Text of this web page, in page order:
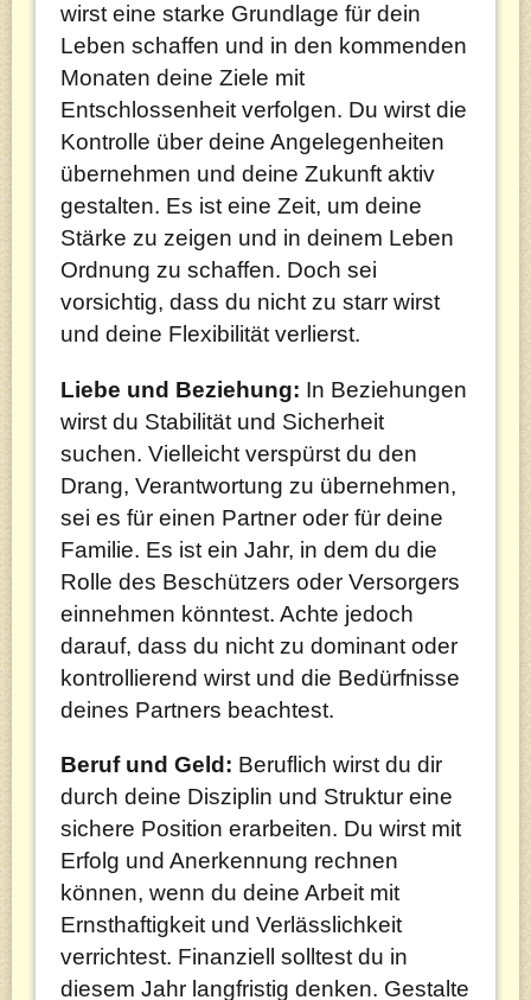
wirst eine starke Grundlage für dein
Leben schaffen und in den kommenden
Monaten deine Ziele mit
Entschlossenheit verfolgen. Du wirst die
Kontrolle über deine Angelegenheiten
übernehmen und deine Zukunft aktiv
gestalten. Es ist eine Zeit, um deine
Stärke zu zeigen und in deinem Leben
Ordnung zu schaffen. Doch sei
vorsichtig, dass du nicht zu starr wirst
und deine Flexibilität verlierst.
Liebe und Beziehung: In Beziehungen
wirst du Stabilität und Sicherheit
suchen. Vielleicht verspürst du den
Drang, Verantwortung zu übernehmen,
sei es für einen Partner oder für deine
Familie. Es ist ein Jahr, in dem du die
Rolle des Beschützers oder Versorgers
einnehmen könntest. Achte jedoch
darauf, dass du nicht zu dominant oder
kontrollierend wirst und die Bedürfnisse
deines Partners beachtest.
Beruf und Geld: Beruflich wirst du dir
durch deine Disziplin und Struktur eine
sichere Position erarbeiten. Du wirst mit
Erfolg und Anerkennung rechnen
können, wenn du deine Arbeit mit
Ernsthaftigkeit und Verlässlichkeit
verrichtest. Finanziell solltest du in
diesem Jahr langfristig denken. Gestalte